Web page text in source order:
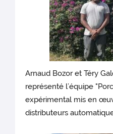
Arnaud Bozor et Téry
représenté l’équipe
expérimental mis en
distributeurs